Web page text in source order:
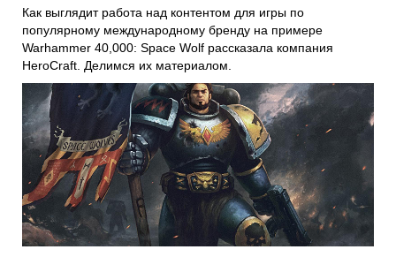
Как выглядит работа над контентом для игры по
популярному международному бренду на примере
Warhammer 40,000: Space Wolf рассказала компания
HeroCraft. Делимся их материалом.